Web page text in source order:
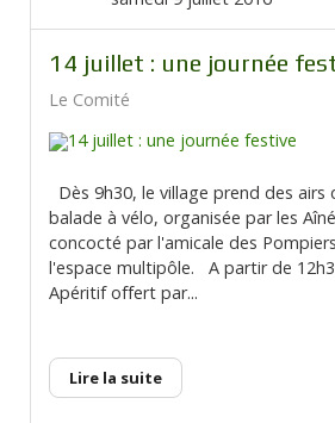
14 juillet : une journée
Le Comité
Dès 9h30, le village prend des airs
balade à vélo, organisée par les
concocté par l'amicale des
l'espace multipôle. A partir de
Apéritif offert par...
Lire la suite